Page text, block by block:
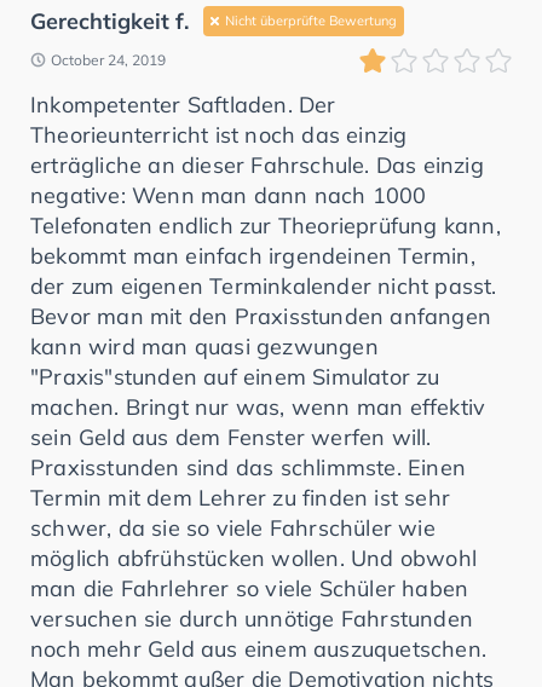
Gerechtigkeit f. Nicht überprüfte Bewertung
October 24, 2019
Inkompetenter Saftladen. Der
Theorieunterricht ist noch das einzig
erträgliche an dieser Fahrschule. Das einzig
negative: Wenn man dann nach 1000
Telefonaten endlich zur Theorieprüfung kann,
bekommt man einfach irgendeinen Termin,
der zum eigenen Terminkalender nicht passt.
Bevor man mit den Praxisstunden anfangen
kann wird man quasi gezwungen
"Praxis"stunden auf einem Simulator zu
machen. Bringt nur was, wenn man effektiv
sein Geld aus dem Fenster werfen will.
Praxisstunden sind das schlimmste. Einen
Termin mit dem Lehrer zu finden ist sehr
schwer, da sie so viele Fahrschüler wie
möglich abfrühstücken wollen. Und obwohl
man die Fahrlehrer so viele Schüler haben
versuchen sie durch unnötige Fahrstunden
noch mehr Geld aus einem auszuquetschen.
Man bekommt außer die Demotivation nichts